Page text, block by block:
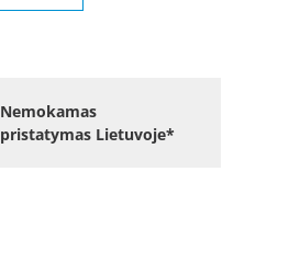
Nemokamas
pristatymas Lietuvoje*